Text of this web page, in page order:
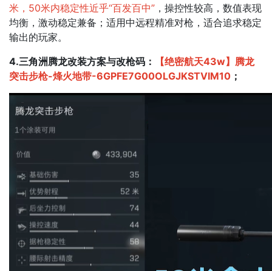
米，50米内稳定性近乎“百发百中” ，操控性较高，数值表现
均衡，激动稳定兼备；​适用中远程精准对枪，适合追求稳定
输出的玩家。
4.三角洲腾龙改装方案与改枪码：
【绝密航天43w】腾龙
突击步枪-烽火地带-6GPFE7G00OLGJKSTVIM10 ；